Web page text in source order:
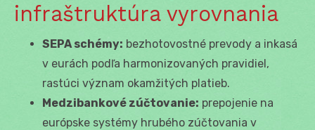
infraštruktúra vyrovnania
SEPA schémy: bezhotovostné prevody a inkasá
v eurách podľa harmonizovaných pravidiel,
rastúci význam okamžitých platieb.
Medzibankové zúčtovanie: prepojenie na
európske systémy hrubého zúčtovania v